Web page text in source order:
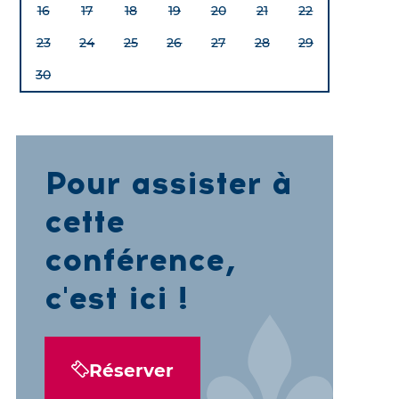
16 17 18 19 20 21
22
23
24 25 26 27 28
29
30
Pour assister à
cette
conférence,
c'est ici !
Réserver